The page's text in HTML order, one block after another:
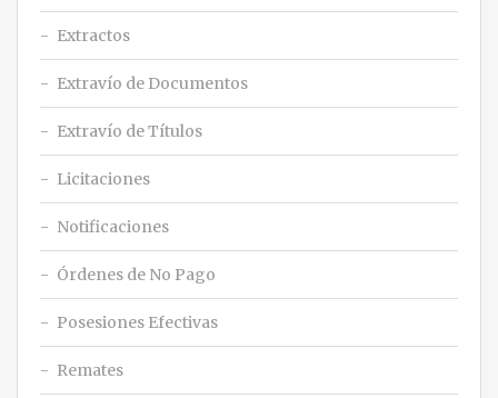
Extractos
Extravío de Documentos
Extravío de Títulos
Licitaciones
Notificaciones
Órdenes de No Pago
Posesiones Efectivas
Remates